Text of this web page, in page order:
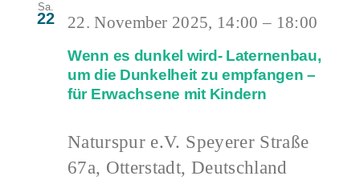
Sa.
22
Wenn es dunkel wird- Laternenbau,
um die Dunkelheit zu empfangen –
für Erwachsene mit Kindern
22. November 2025, 14:00 – 18:00
Naturspur e.V. Speyerer Straße
67a, Otterstadt, Deutschland